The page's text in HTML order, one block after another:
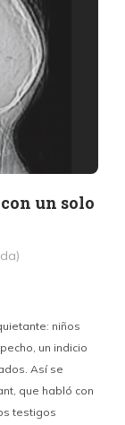
un solo
niños
un indicio
Así se
que habló con
testigos